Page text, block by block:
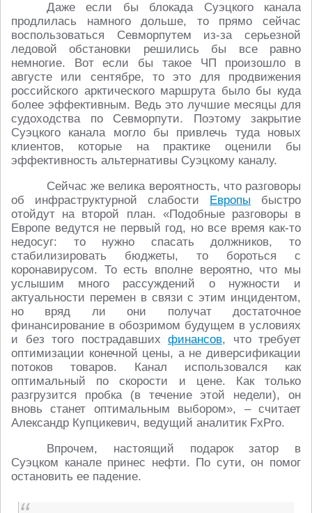
Даже если бы блокада Суэцкого канала
продлилась намного дольше, то прямо сейчас
воспользоваться Севморпутем из-за серьезной
ледовой обстановки решились бы все равно
немногие. Вот если бы такое ЧП произошло в
августе или сентябре, то это для продвижения
российского арктического маршрута было бы куда
более эффективным. Ведь это лучшие месяцы для
судоходства по Севморпути. Поэтому закрытие
Суэцкого канала могло бы привлечь туда новых
клиентов, которые на практике оценили бы
эффективность альтернативы Суэцкому каналу.
Сейчас же велика вероятность, что разговоры
об инфраструктурной слабости Европы быстро
отойдут на второй план. «Подобные разговоры в
Европе ведутся не первый год, но все время как-то
недосуг: то нужно спасать должников, то
стабилизировать бюджеты, то бороться с
коронавирусом. То есть вполне вероятно, что мы
услышим много рассуждений о нужности и
актуальности перемен в связи с этим инцидентом,
но вряд ли они получат достаточное
финансирование в обозримом будущем в условиях
и без того пострадавших финансов, что требует
оптимизации конечной цены, а не диверсификации
потоков товаров. Канал использовался как
оптимальный по скорости и цене. Как только
разгрузится пробка (в течение этой недели), он
вновь станет оптимальным выбором», – считает
Александр Купцикевич, ведущий аналитик FxPro.
Впрочем, настоящий подарок затор в
Суэцком канале принес нефти. По сути, он помог
остановить ее падение.